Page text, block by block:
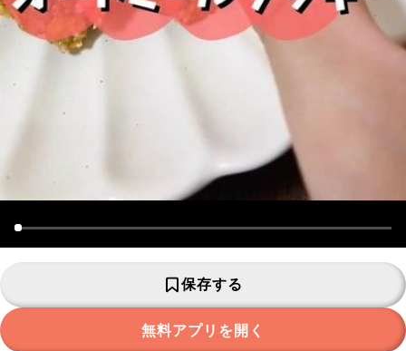
保存する
無料アプリを開く